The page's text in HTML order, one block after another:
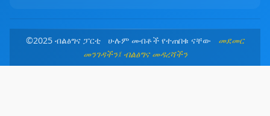
©2025 ብልፅግና ፓርቲ ሁሉም መብቶች የተጠበቁ ናቸው መደመር
መንገዳችን፤ ብልፅግና መዳረሻችን